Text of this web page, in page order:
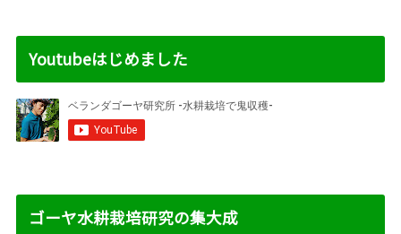
Youtubeはじめました
ゴーヤ水耕栽培研究の集大成